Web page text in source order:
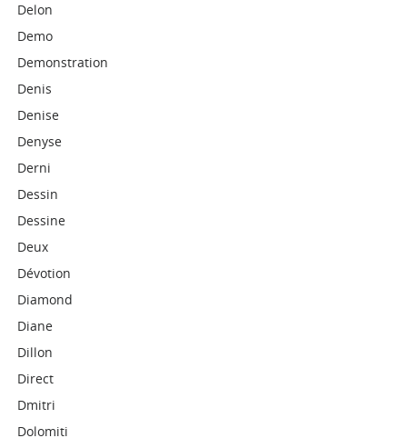
Delon
Demo
Demonstration
Denis
Denise
Denyse
Derni
Dessin
Dessine
Deux
Dévotion
Diamond
Diane
Dillon
Direct
Dmitri
Dolomiti